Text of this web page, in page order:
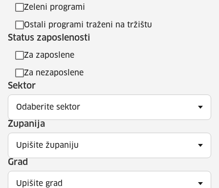
Zeleni programi
Ostali programi traženi na tržištu
Status zaposlenosti
Za zaposlene
Za nezaposlene
Sektor
Odaberite sektor
Županija
Upišite županiju
Grad
Upišite grad